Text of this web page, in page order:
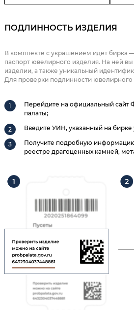
ПОДЛИННОСТЬ ИЗДЕЛИЯ
В комплекте с украшением идет бирка
паспорт ювелирного изделия. На ней
изделии, а также уникальный
Для проверки подлинности ювелирного
Перейдите на официальный сайт
палаты;
Введите УИН, указанный на бирке
Получите подробную
реестре драгоценных камней,